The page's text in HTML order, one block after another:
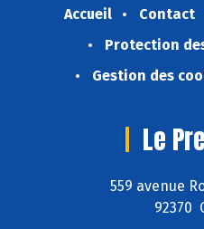
Accueil Contact
Protection
Gestion des
Le
559 avenue
92370